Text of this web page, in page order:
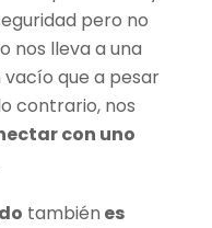
pero no
nos lleva a una
vacío que a pesar
contrario, nos
con uno
también es